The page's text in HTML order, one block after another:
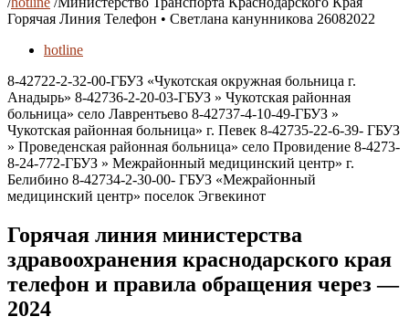
Горячая Линия Телефон • Светлана канунникова 26082022
hotline
8-42722-2-32-00-ГБУЗ «Чукотская окружная больница г.
Анадырь» 8-42736-2-20-03-ГБУЗ » Чукотская районная
больница» село Лаврентьево 8-42737-4-10-49-ГБУЗ »
Чукотская районная больница» г. Певек 8-42735-22-6-39- ГБУЗ
» Проведенская районная больница» село Провидение 8-4273-
8-24-772-ГБУЗ » Межрайонный медицинский центр» г.
Белибино 8-42734-2-30-00- ГБУЗ «Межрайонный
медицинский центр» поселок Эгвекинот
Горячая линия министерства
здравоохранения краснодарского края
телефон и правила обращения через —
2024